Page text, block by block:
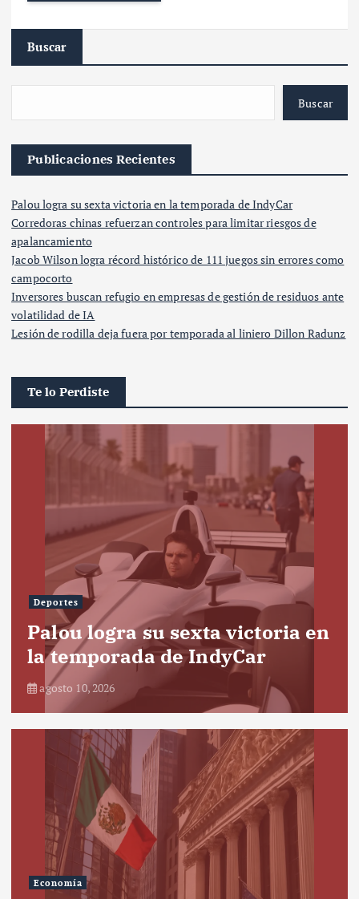
Buscar
Buscar
Publicaciones Recientes
Palou logra su sexta victoria en la temporada de IndyCar
Corredoras chinas refuerzan controles para limitar riesgos de
apalancamiento
Jacob Wilson logra récord histórico de 111 juegos sin errores como
campocorto
Inversores buscan refugio en empresas de gestión de residuos ante
volatilidad de IA
Lesión de rodilla deja fuera por temporada al liniero Dillon Radunz
Te lo Perdiste
Deportes
Palou logra su sexta victoria en
la temporada de IndyCar
agosto 10, 2026
Economía